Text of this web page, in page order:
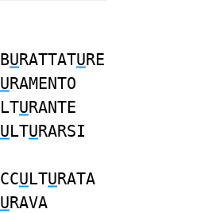
URATTATURE
URAMENTO
LTURANTE
ULTURARSI
CCULTURATA
URAVA